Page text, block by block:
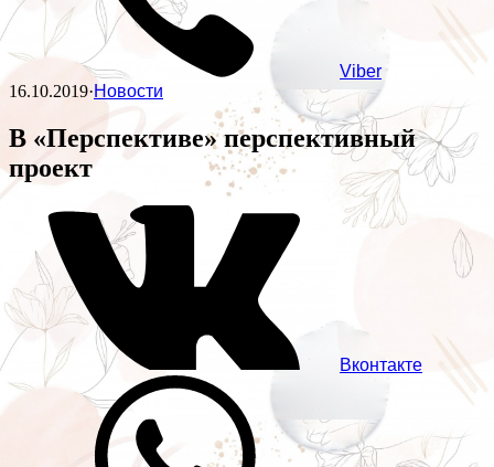
Viber
16.10.2019·Новости
В «Перспективе» перспективный
проект
Вконтакте